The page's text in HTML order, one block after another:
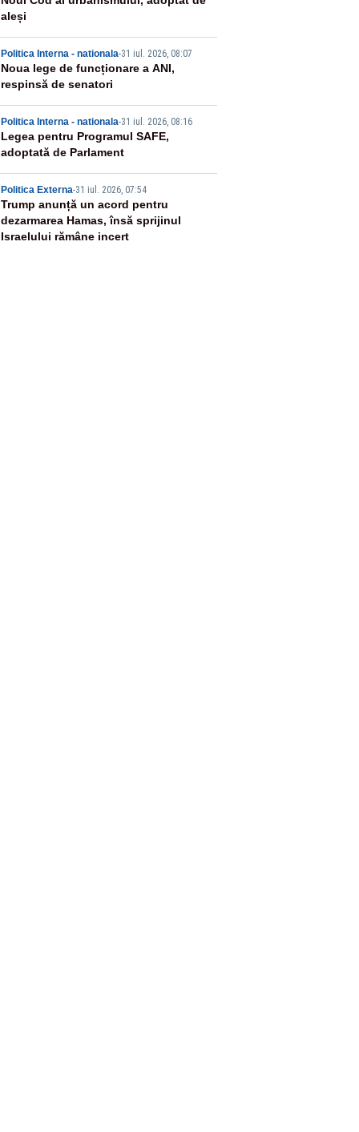
aleși
Politica Interna - nationala-31 iul. 2026, 08:07
Noua lege de funcționare a ANI,
respinsă de senatori
Politica Interna - nationala-31 iul. 2026, 08:16
Legea pentru Programul SAFE,
adoptată de Parlament
Politica Externa-31 iul. 2026, 07:54
Trump anunță un acord pentru
dezarmarea Hamas, însă sprijinul
Israelului rămâne incert